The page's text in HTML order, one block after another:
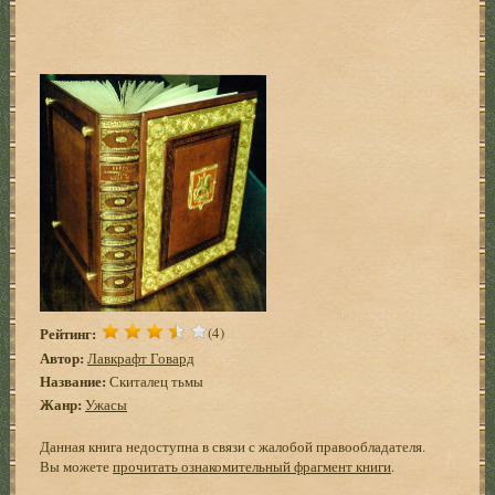
Рейтинг: (4)
Автор: Лавкрафт Говард
Название: Скиталец тьмы
Жанр: Ужасы
Данная книга недоступна в связи с жалобой правообладателя.
Вы можетепрочитать ознакомительный фрагмент книги.